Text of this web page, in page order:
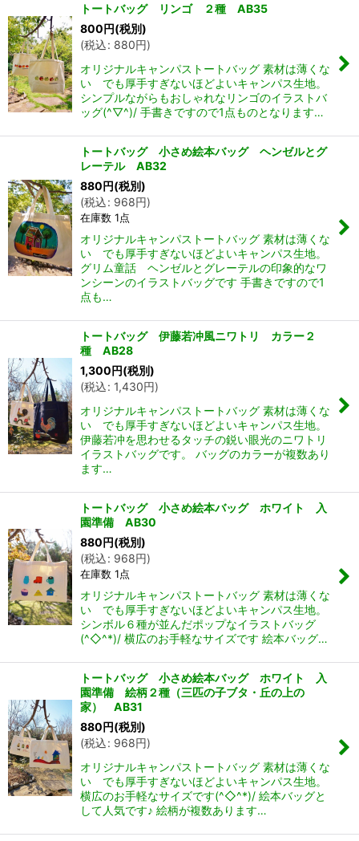
トートバッグ リンゴ ２種 AB35
800円(税別)
(税込: 880円)
オリジナルキャンパストートバッグ 素材は薄くな
い でも厚手すぎないほどよいキャンパス生地。
シンプルながらもおしゃれなリンゴのイラストバ
ッグ(^▽^)/ 手書きですので1点ものとなります…
トートバッグ 小さめ絵本バッグ ヘンゼルとグ
レーテル AB32
880円(税別)
(税込: 968円)
在庫数 1点
オリジナルキャンパストートバッグ 素材は薄くな
い でも厚手すぎないほどよいキャンパス生地。
グリム童話 ヘンゼルとグレーテルの印象的なワ
ンシーンのイラストバッグです 手書きですので1
点も…
トートバッグ 伊藤若冲風ニワトリ カラー２
種 AB28
1,300円(税別)
(税込: 1,430円)
オリジナルキャンパストートバッグ 素材は薄くな
い でも厚手すぎないほどよいキャンパス生地。
伊藤若冲を思わせるタッチの鋭い眼光のニワトリ
イラストバッグです。 バッグのカラーが複数あり
ます…
トートバッグ 小さめ絵本バッグ ホワイト 入
園準備 AB30
880円(税別)
(税込: 968円)
在庫数 1点
オリジナルキャンパストートバッグ 素材は薄くな
い でも厚手すぎないほどよいキャンパス生地。
シンボル６種が並んだポップなイラストバッグ
(^◇^*)/ 横広のお手軽なサイズです 絵本バッグ…
トートバッグ 小さめ絵本バッグ ホワイト 入
園準備 絵柄２種（三匹の子ブタ・丘の上の
家） AB31
880円(税別)
(税込: 968円)
オリジナルキャンパストートバッグ 素材は薄くな
い でも厚手すぎないほどよいキャンパス生地。
横広のお手軽なサイズです(^◇^*)/ 絵本バッグと
して人気です♪ 絵柄が複数あります…